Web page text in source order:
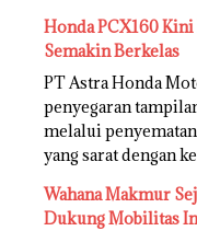
Honda PCX160
Semakin Berkelas
PT Astra Honda
penyegaran
melalui
yang sarat dengan
Wahana Makmur
Dukung Mobilitas